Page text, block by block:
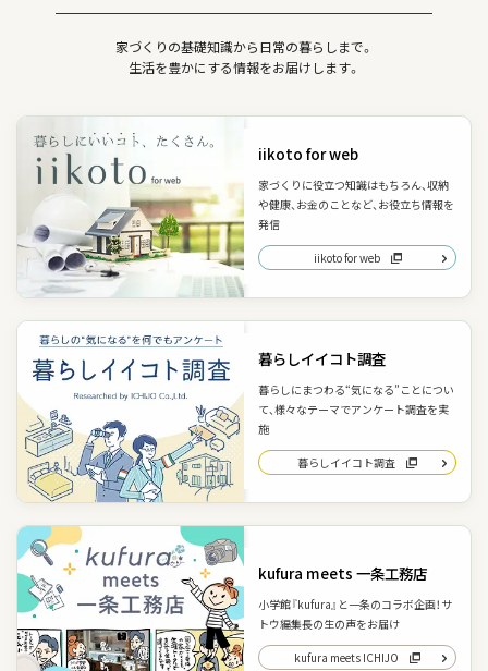
家づくりの基礎知識から日常の暮らしまで。
生活を豊かにする情報をお届けします。
iikoto for web
家づくりに役立つ知識はもちろん、収納
や健康、お金のことなど、お役立ち情報を
発信
iikoto for web
暮らしイイコト調査
暮らしにまつわる“気になる”ことについ
て、様々なテーマでアンケート調査を実
施
暮らしイイコト調査
kufura meets 一条工務店
小学館『kufura』と一条のコラボ企画！サ
トウ編集長の生の声をお届け
kufura meets ICHIJO